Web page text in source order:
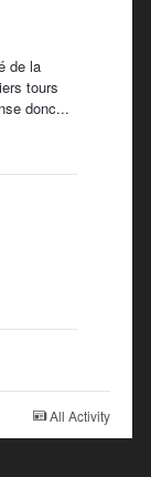
de la
tours
donc...
All Activity